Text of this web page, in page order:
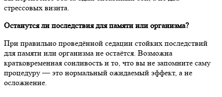
стрессовых визита.
Останутся ли последствия для памяти или организма?
При правильно проведённой седации стойких последствий
для памяти или организма не остаётся. Возможна
кратковременная сонливость и то, что вы не запомните саму
процедуру — это нормальный ожидаемый эффект, а не
осложнение.